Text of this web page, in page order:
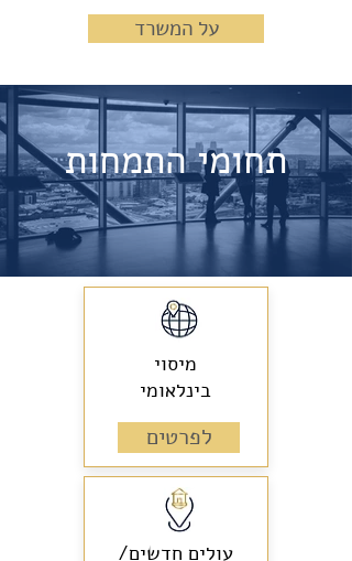
על המשרד
תחומי התמחות
מיסוי
בינלאומי
לפרטים
עולים חדשים/